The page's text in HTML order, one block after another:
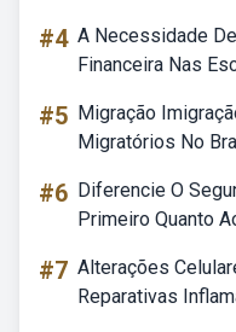
#4 A Necessidade
Financeira Nas
#5 Migração
Migratórios No
#6 Diferencie O
Primeiro Quanto
#7 Alterações
Reparativas